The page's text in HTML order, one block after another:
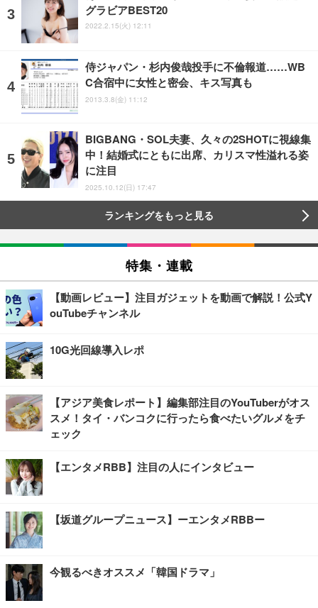
グラビアBEST20
2022.2.15(火) 12:11
侍ジャパン・杉内俊哉投手に不倫報道……WB
C合宿中に女性と密会、キス写真も
2013.3.8(金) 11:12
BIGBANG・SOL夫妻、久々の2SHOTに視線集
中！結婚式にともに出席、カリスマ性溢れる姿
に注目
2025.10.12(日) 17:47
ランキングをもっと見る
特集・連載
【動画レビュー】注目ガジェットを動画で解説！公式Y
ouTubeチャンネル
10G光回線導入レポ
【アジア美食レポート】編集部注目のYouTuberがオス
スメ！タイ・バンコクに行ったら食べたいグルメをチ
ェック
【エンタメRBB】注目の人にインタビュー
【坂道グループニュース】ーエンタメRBBー
今観るべきオススメ「韓国ドラマ」